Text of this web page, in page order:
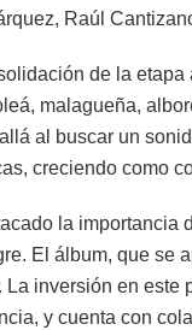
Raúl
de la
malagueña,
al buscar un
creciendo como
la importancia
El álbum, que se
inversión en
y cuenta con